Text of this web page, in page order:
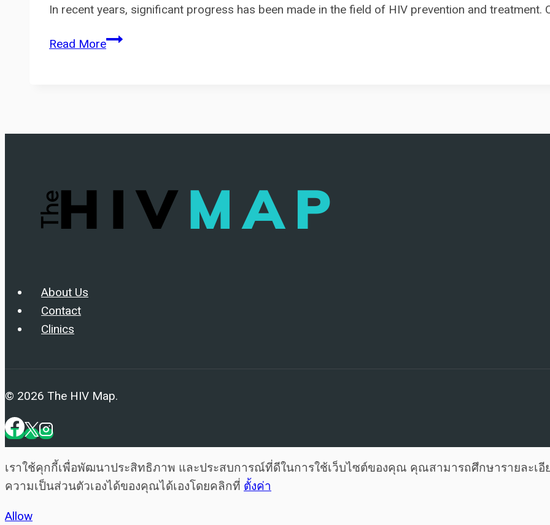
In recent years, significant progress has been made in the field of HIV prevention and treatment.
Read MoreAll
Sexual
Prevention
About Us
Contact
Clinics
© 2026 The HIV Map.
เราใช้คุกกี้เพื่อพัฒนาประสิทธิภาพ และประสบการณ์ที่ดีในการใช้เว็บไซต์ของคุณ คุณสามารถศึกษารายละเ
ความเป็นส่วนตัวเองได้ของคุณได้เองโดยคลิกที่ ตั้งค่า
Allow